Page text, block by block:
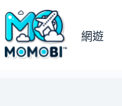
跳
主
要
網遊